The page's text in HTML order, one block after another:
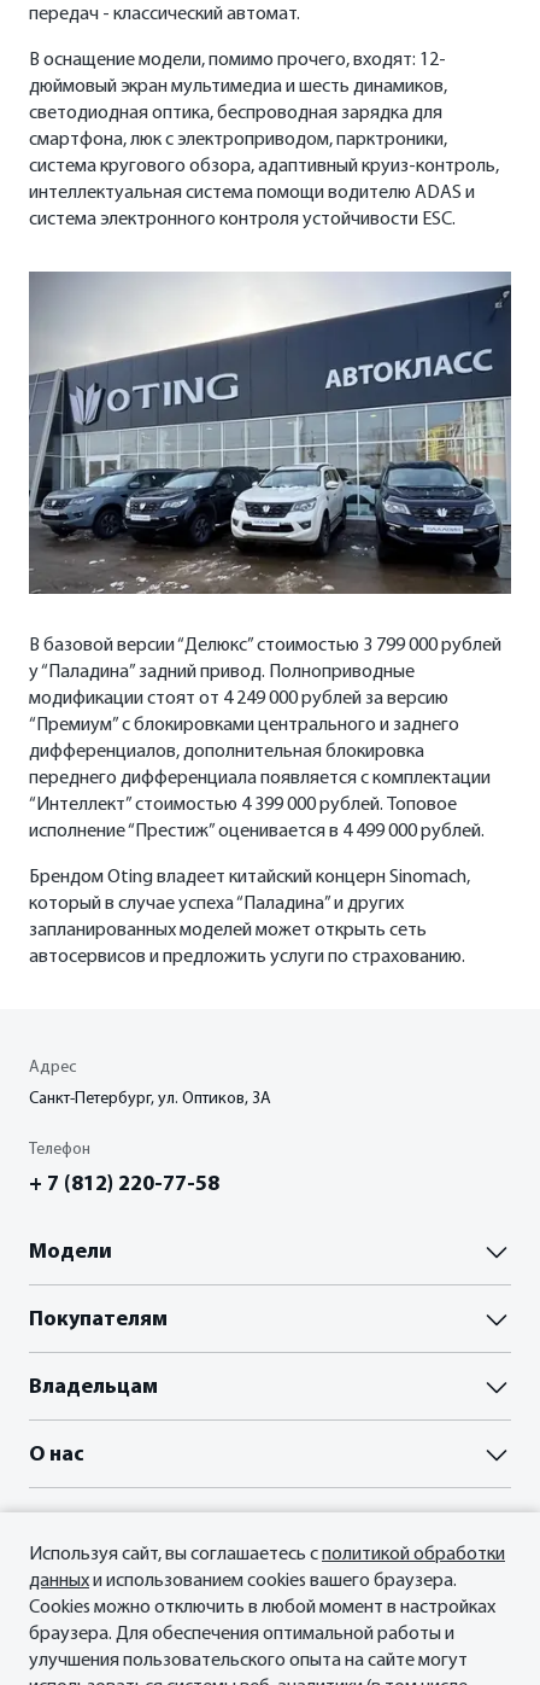
передач - классический автомат.
В оснащение модели, помимо прочего, входят: 12-
дюймовый экран мультимедиа и шесть динамиков,
светодиодная оптика, беспроводная зарядка для
смартфона, люк с электроприводом, парктроники,
система кругового обзора, адаптивный круиз-контроль,
интеллектуальная система помощи водителю ADAS и
система электронного контроля устойчивости ESC.
В базовой версии “Делюкс” стоимостью 3 799 000 рублей
у “Паладина” задний привод. Полноприводные
модификации стоят от 4 249 000 рублей за версию
“Премиум” с блокировками центрального и заднего
дифференциалов, дополнительная блокировка
переднего дифференциала появляется с комплектации
“Интеллект” стоимостью 4 399 000 рублей. Топовое
исполнение “Престиж” оценивается в 4 499 000 рублей.
Брендом Oting владеет китайский концерн Sinomach,
который в случае успеха “Паладина” и других
запланированных моделей может открыть сеть
автосервисов и предложить услуги по страхованию.
Адрес
Санкт-Петербург, ул. Оптиков, 3A
Телефон
+ 7 (812) 220-77-58
Модели
Палассо
Покупателям
Пройти тест-драйв
Акции
Прайс-листы и брошюры
Отзывы владельцев
Кредитные программы
Рассчитать кредит
Страхование
Владельцам
Сервисные документы
Официальный сервис Oting
О нас
Новости
СМИ о нас
Контакты
Мы в соцсетях
Используя сайт, вы соглашаетесь сполитикой обработки
данныхи использованием cookies вашего браузера.
Cookies можно отключить в любой момент в настройках
браузера. Для обеспечения оптимальной работы и
улучшения пользовательского опыта на сайте могут